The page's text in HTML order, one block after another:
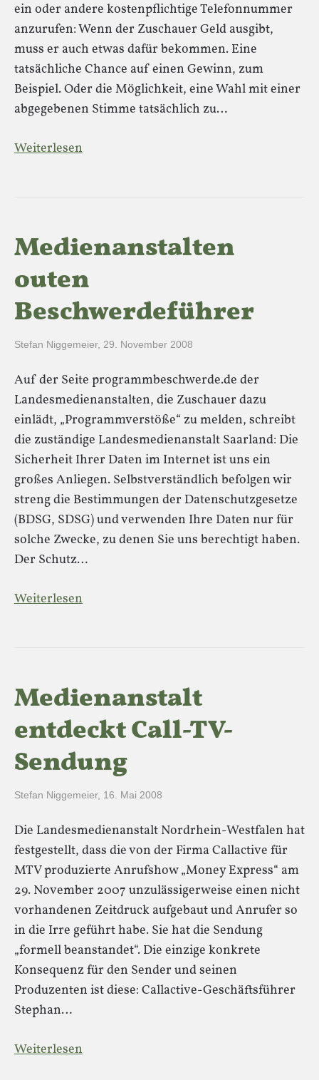
ein oder andere kostenpflichtige Telefonnummer
anzurufen: Wenn der Zuschauer Geld ausgibt,
muss er auch etwas dafür bekommen. Eine
tatsächliche Chance auf einen Gewinn, zum
Beispiel. Oder die Möglichkeit, eine Wahl mit einer
abgegebenen Stimme tatsächlich zu…
Weiterlesen
Medienanstalten
outen
Beschwerdeführer
Stefan Niggemeier, 29. November 2008
Auf der Seite programmbeschwerde.de der
Landesmedienanstalten, die Zuschauer dazu
einlädt, „Programmverstöße“ zu melden, schreibt
die zuständige Landesmedienanstalt Saarland: Die
Sicherheit Ihrer Daten im Internet ist uns ein
großes Anliegen. Selbstverständlich befolgen wir
streng die Bestimmungen der Datenschutzgesetze
(BDSG, SDSG) und verwenden Ihre Daten nur für
solche Zwecke, zu denen Sie uns berechtigt haben.
Der Schutz…
Weiterlesen
Medienanstalt
entdeckt Call-TV-
Sendung
Stefan Niggemeier, 16. Mai 2008
Die Landesmedienanstalt Nordrhein-Westfalen hat
festgestellt, dass die von der Firma Callactive für
MTV produzierte Anrufshow „Money Express“ am
29. November 2007 unzulässigerweise einen nicht
vorhandenen Zeitdruck aufgebaut und Anrufer so
in die Irre geführt habe. Sie hat die Sendung
„formell beanstandet“. Die einzige konkrete
Konsequenz für den Sender und seinen
Produzenten ist diese: Callactive-Geschäftsführer
Stephan…
Weiterlesen